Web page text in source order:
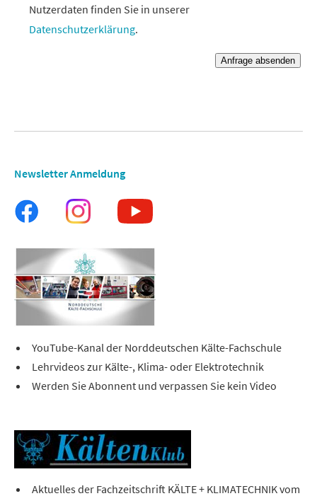
Nutzerdaten finden Sie in unserer
Datenschutzerklärung.
Newsletter Anmeldung
YouTube-Kanal der Norddeutschen Kälte-Fachschule
Lehrvideos zur Kälte-, Klima- oder Elektrotechnik
Werden Sie Abonnent und verpassen Sie kein Video
Aktuelles der Fachzeitschrift KÄLTE + KLIMATECHNIK vom